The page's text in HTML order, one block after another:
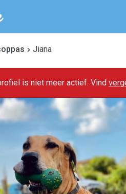
Jiana
is niet meer actief. Vind